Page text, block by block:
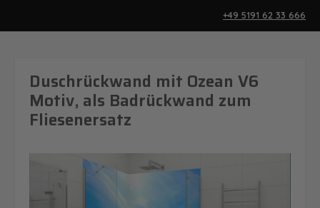
+49 5191 62 33 666
Duschrückwand mit Ozean V6
Motiv, als Badrückwand zum
Fliesenersatz
Bildergalerie überspringen